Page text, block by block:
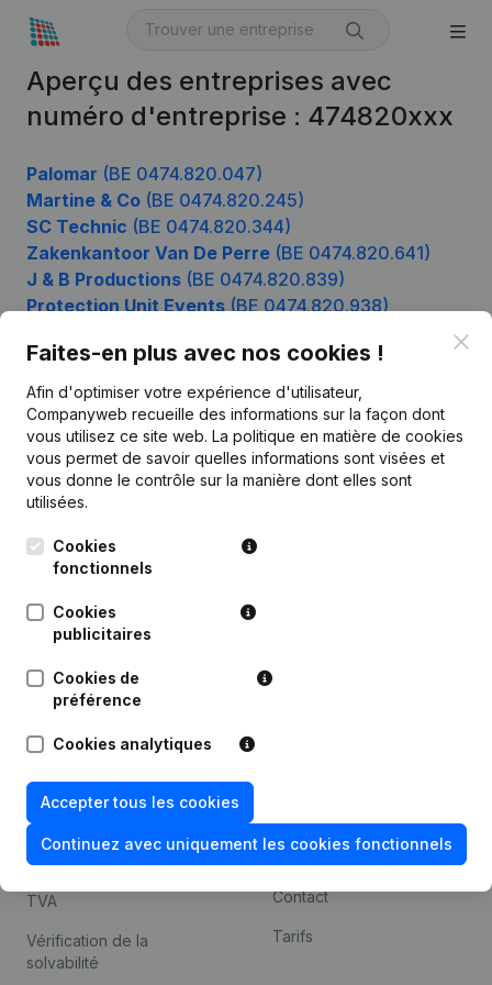
Aperçu des entreprises avec
numéro d'entreprise : 474820xxx
Palomar (BE 0474.820.047)
Martine & Co (BE 0474.820.245)
SC Technic (BE 0474.820.344)
Zakenkantoor Van De Perre (BE 0474.820.641)
J & B Productions (BE 0474.820.839)
Protection Unit Events(BE 0474.820.938)
Faites-en plus avec nos cookies !
Afin d'optimiser votre expérience d'utilisateur,
Companyweb recueille des informations sur la façon dont
vous utilisez ce site web. La politique en matière de cookies
vous permet de savoir quelles informations sont visées et
vous donne le contrôle sur la manière dont elles sont
utilisées.
Cookies
fonctionnels
Cookies
publicitaires
Cookies de
préférence
Cookies analytiques
Accepter tous les cookies
Continuez avec uniquement les cookies fonctionnels
Français
Kantorenpark Everest
Leuvensesteenweg
1800 Vilvoorde
Produit
Informations d’entreprise
Monitoring
Compliance et prévention
de la fraude
Consulter des comptes
annuels
TVA
Vérification de la
solvabilité
Contact
Tarifs